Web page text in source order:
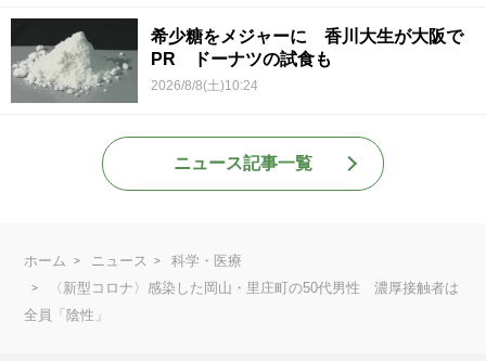
希少糖をメジャーに 香川大生が大阪で
PR ドーナツの試食も
2026/8/8(土)10:24
ニュース記事一覧
ホーム ニュース
科学・医療
〈新型コロナ〉感染した岡山・里庄町の50代男性 濃厚接触者は
全員「陰性」